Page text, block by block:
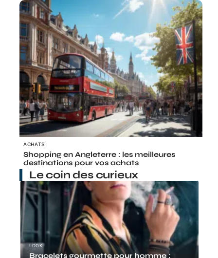
ACHATS
Shopping en Angleterre : les meilleures
destinations pour vos achats
Le coin des curieux
LOOK
Bracelets gourmette pour homme :